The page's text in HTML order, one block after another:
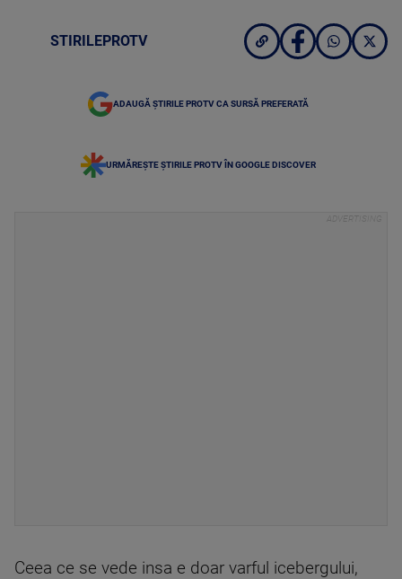
STIRILEPROTV
ADAUGĂ ȘTIRILE PROTV CA SURSĂ PREFERATĂ
URMĂREȘTE ȘTIRILE PROTV ÎN GOOGLE DISCOVER
Ceea ce se vede insa e doar varful icebergului,